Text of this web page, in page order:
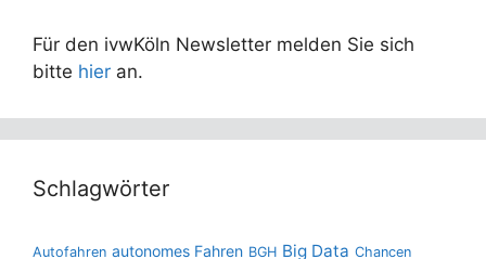
Für den ivwKöln Newsletter melden Sie sich
bitte hier an.
Schlagwörter
Autofahren autonomes Fahren BGH Big Data Chancen